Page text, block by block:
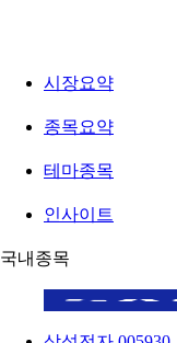
시장요약
종목요약
테마종목
인사이트
국내종목